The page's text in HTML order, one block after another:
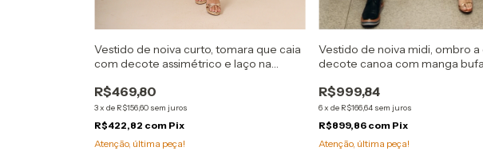
Vestido de noiva curto, tomara que caia
com decote assimétrico e laço na
R$469,80
3x de R$156,60 sem juros
R$422,82 com Pix
Atenção, última peça!
Vestido de noiva midi, ombro a
decote canoa com manga
R$999,84
6x de R$166,64 sem juros
R$899,86 com Pix
Atenção, última peça!